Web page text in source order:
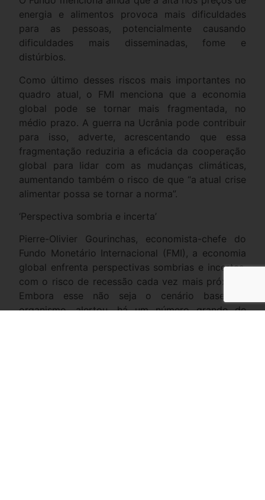
energia e alimentos provoca mais dificuldades
para as pessoas, potencialmente causando
dificuldades mais disseminadas, fome e
distúrbios.
Como último desses riscos mais importantes no
quadro atual, o FMI menciona que a economia
global pode se tornar mais fragmentada, no
médio prazo. A guerra na Ucrânia pode contribuir
para isso, adverte, acrescentando que essa
fragmentação reduziria a eficácia da cooperação
global para lidar com as mudanças climáticas,
aumentando também o risco de que “a atual crise
alimentar possa se tornar a norma”.
‘Perspectiva sombria e incerta’
Pierre-Olivier Gourinchas, economista-chefe do
Fundo Monetário Internacional (FMI), a economia
global enfrenta perspectivas sombrias e incertas,
com o risco de recessão cada vez mais próximo.
Embora esse não seja o cenário base do
organismo, alertou, há um número grande de